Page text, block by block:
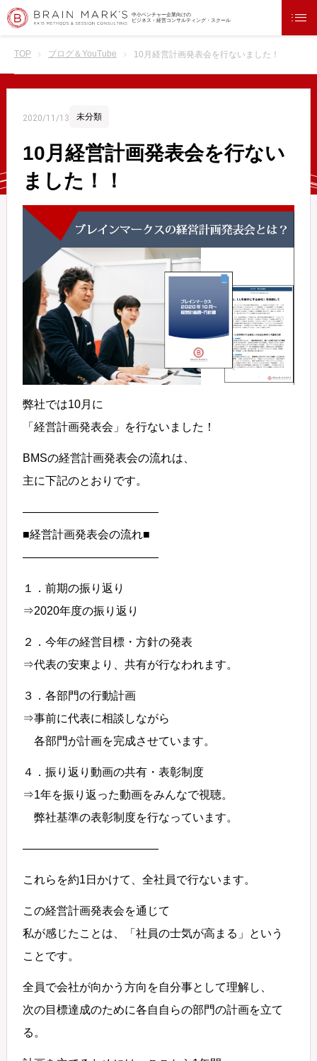
中小ベンチャー企業向けの
ビジネス・経営コンサルティング・スクール
TOP ブログ＆YouTube 10月経営計画発表会を行ないました！！
2020/11/13 未分類
10月経営計画発表会を行ない
ました！！
弊社では10月に
「経営計画発表会」を行ないました！
BMSの経営計画発表会の流れは、
主に下記のとおりです。
————————————
■経営計画発表会の流れ■
————————————
１．前期の振り返り
⇒2020年度の振り返り
２．今年の経営目標・方針の発表
⇒代表の安東より、共有が行なわれます。
３．各部門の行動計画
⇒事前に代表に相談しながら
各部門が計画を完成させています。
４．振り返り動画の共有・表彰制度
⇒1年を振り返った動画をみんなで視聴。
弊社基準の表彰制度を行なっています。
————————————
これらを約1日かけて、全社員で行ないます。
この経営計画発表会を通じて
私が感じたことは、「社員の士気が高まる」という
ことです。
全員で会社が向かう方向を自分事として理解し、
次の目標達成のために各自自らの部門の計画を立て
る。